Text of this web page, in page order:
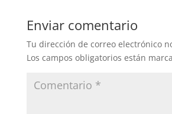
Enviar comentario
Tu dirección de correo electrónico
Los campos obligatorios están